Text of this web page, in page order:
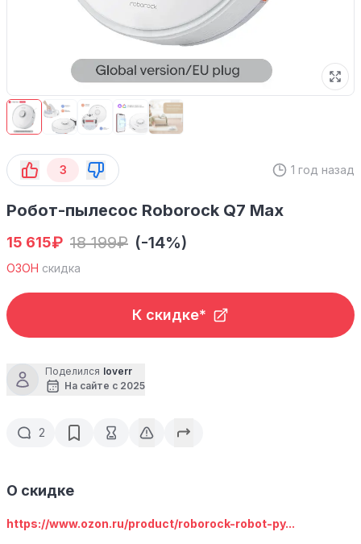
3 1 год назад
Робот-пылесос Roborock Q7 Max
15 615₽ 18 199₽ (-14%)
ОЗОН скидка
К скидке*
Поделился loverr
На сайте с 2025
2
О скидке
https://www.ozon.ru/product/roborock-robot-py...